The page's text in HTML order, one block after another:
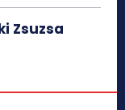
Zsuzsa